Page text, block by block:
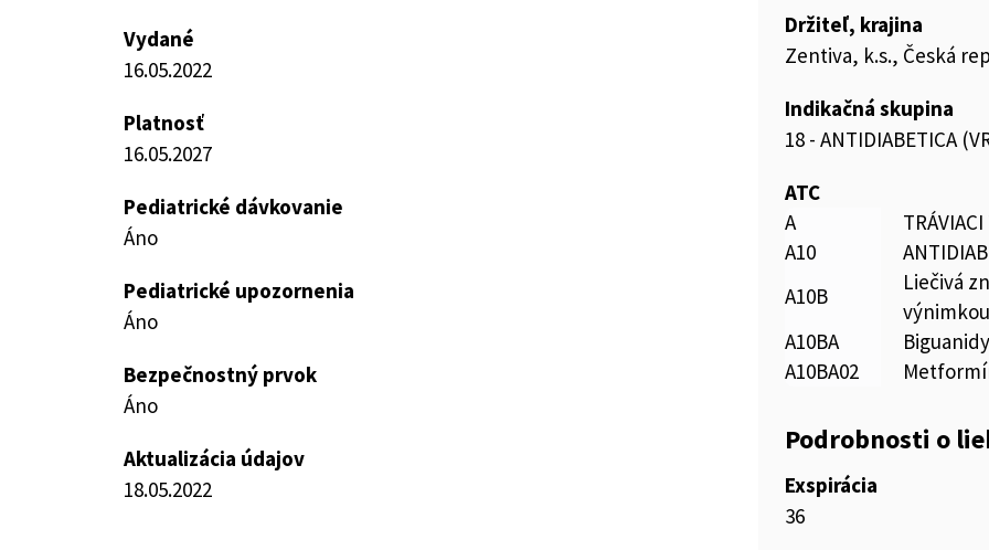
Vydané
16.05.2022
Platnosť
16.05.2027
Pediatrické dávkovanie
Áno
Pediatrické upozornenia
Áno
Bezpečnostný prvok
Áno
Aktualizácia údajov
18.05.2022
Držiteľ, krajina
Zentiva, k.s., Česká
Indikačná skupina
18 - ANTIDIABETICA
ATC
A
A10
A10B
Liečivá
A10BA
Biguanidy
A10BA02
Podrobnosti o
Exspirácia
36